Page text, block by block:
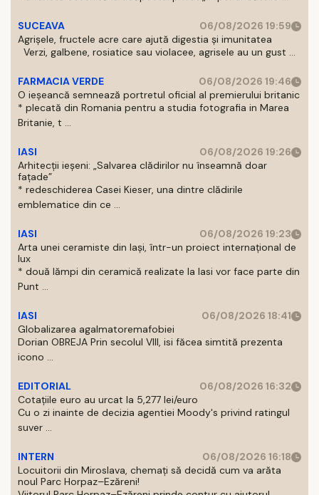
SUCEAVA
06/08/2026 19:59
Agrișele, fructele acre care ajută digestia și imunitatea
Verzi, galbene, rosiatice sau violacee, agrisele au un gust ...
FARMACIA VERDE
06/08/2026 19:46
O ieșeancă semnează portretul oficial al premierului britanic
* plecată din Romania pentru a studia fotografia in Marea
Britanie, t ...
IASI
06/08/2026 19:26
Arhitecții ieșeni: „Salvarea clădirilor nu înseamnă doar
fațade”
* redeschiderea Casei Kieser, una dintre clădirile
emblematice din ce ...
IASI
06/08/2026 19:23
Arta unei ceramiste din Iași, într-un proiect internațional de
lux
* două lămpi din ceramică realizate la Iasi vor face parte din
Punt ...
IASI
06/08/2026 18:41
Globalizarea agalmatoremafobiei
Dorian OBREJA Prin secolul VIII, isi făcea simtită prezenta
icono ...
EDITORIAL
06/08/2026 16:32
Cotațiile euro au urcat la 5,277 lei/euro
Cu o zi inainte de decizia agentiei Moody's privind ratingul
suver ...
INTERN
06/08/2026 16:18
Locuitorii din Miroslava, chemați să decidă cum va arăta
noul Parc Horpaz–Ezăreni!